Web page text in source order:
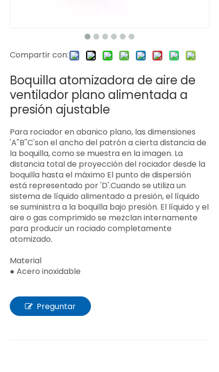
Compartir con:
Boquilla atomizadora de aire de
ventilador plano alimentada a
presión ajustable
Para rociador en abanico plano, las dimensiones
'A''B''C'son el ancho del patrón a cierta distancia de
la boquilla, como se muestra en la imagen. La
distancia total de proyección del rociador desde la
boquilla hasta el máximo El punto de dispersión
está representado por 'D'.Cuando se utiliza un
sistema de líquido alimentado a presión, el líquido
se suministra a la boquilla bajo presión. El líquido y el
aire o gas comprimido se mezclan internamente
para producir un rociado completamente
atomizado.
Material
● Acero inoxidable
Preguntar